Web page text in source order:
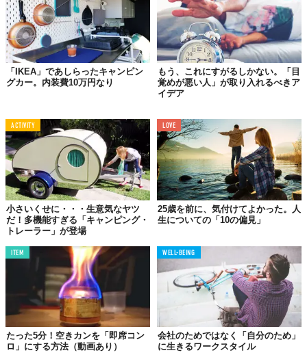
世界で1つだけの
キャンピングトレーラーが完成
「IKEA」であしらったキャンピン
グカー。内装費10万円なり
もう、これにすがるしかない。「目
覚めが悪い人」が取り入れるべきア
イデア
ACTIVITY
小さいくせに・・・生意気なヤツ
だ！多機能すぎる「キャンピング・
トレーラー」が登場
LOVE
25歳を前に、気付けてよかった。人
生についての「10の偏見」
ITEM
たった5分！空きカンを「即席コン
ロ」にする方法（動画あり）
WELL-BEING
会社のためではなく「自分のため」
に生きるワークスタイル